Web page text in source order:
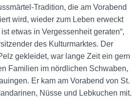
Tradition, die am Vorabend
wird, wieder zum Leben erweckt
etwas in Vergessenheit geraten“,
des Kulturmarktes. Der
gekleidet, war lange Zeit ein gern
Familien im nördlichen Schwaben,
Er kam am Vorabend von St.
Nüsse und Lebkuchen mit.